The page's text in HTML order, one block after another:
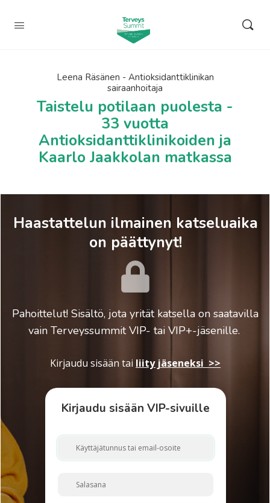
Leena Räsänen - Antioksidanttiklinikan
sairaanhoitaja
Taistelu potilaan puolesta -
33 vuotta
Antioksidanttiklinikoiden ja
Kaarlo Jaakkolan matkassa
Haastattelun ilmainen katseluaika
on päättynyt!
Pahoittelut! Sisältö, jota yrität katsella on saatavilla
vain Terveyssummit VIP- tai VIP+-jäsenille.
Kirjaudu sisään tai liity jäseneksi >>
Kirjaudu sisään VIP-sivuille